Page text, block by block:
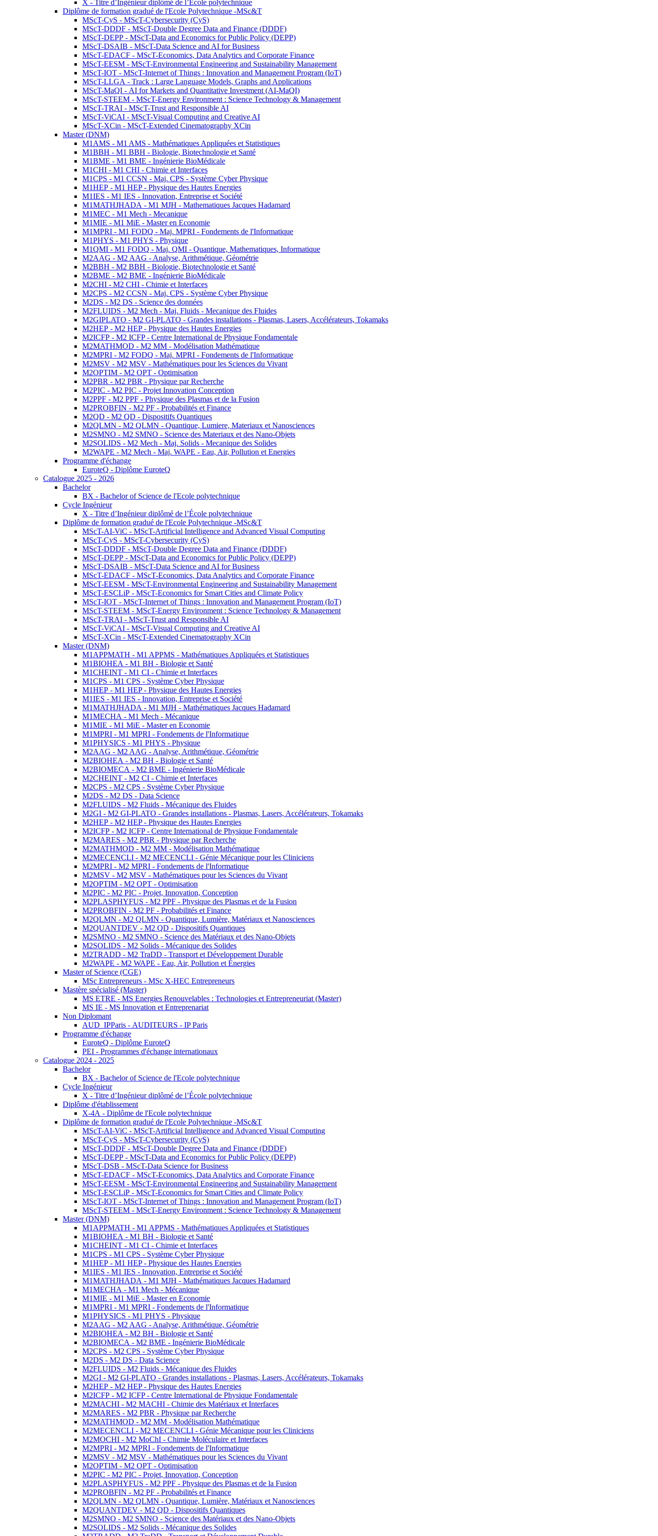
X - Titre d’Ingénieur diplômé de l’École polytechnique
Diplôme de formation gradué de l'Ecole Polytechnique -MSc&T
MScT-CyS - MScT-Cybersecurity (CyS)
MScT-DDDF - MScT-Double Degree Data and Finance (DDDF)
MScT-DEPP - MScT-Data and Economics for Public Policy (DEPP)
MScT-DSAIB - MScT-Data Science and AI for Business
MScT-EDACF - MScT-Economics, Data Analytics and Corporate Finance
MScT-EESM - MScT-Environmental Engineering and Sustainability Management
MScT-IOT - MScT-Internet of Things : Innovation and Management Program (IoT)
MScT-LLGA - Track : Large Language Models, Graphs and Applications
MScT-MaQI - AI for Markets and Quantitative Investment (AI-MaQI)
MScT-STEEM - MScT-Energy Environment : Science Technology & Management
MScT-TRAI - MScT-Trust and Responsible AI
MScT-ViCAI - MScT-Visual Computing and Creative AI
MScT-XCin - MScT-Extended Cinematography XCin
Master (DNM)
M1AMS - M1 AMS - Mathématiques Appliquées et Statistiques
M1BBH - M1 BBH - Biologie, Biotechnologie et Santé
M1BME - M1 BME - Ingénierie BioMédicale
M1CHI - M1 CHI - Chimie et Interfaces
M1CPS - M1 CCSN - Maj. CPS - Système Cyber Physique
M1HEP - M1 HEP - Physique des Hautes Energies
M1IES - M1 IES - Innovation, Entreprise et Société
M1MATHJHADA - M1 MJH - Mathematiques Jacques Hadamard
M1MEC - M1 Mech - Mecanique
M1MIE - M1 MiE - Master en Economie
M1MPRI - M1 FODQ - Maj. MPRI - Fondements de l'Informatique
M1PHYS - M1 PHYS - Physique
M1QMI - M1 FODQ - Maj. QMI - Quantique, Mathematiques, Informatique
M2AAG - M2 AAG - Analyse, Arithmétique, Géométrie
M2BBH - M2 BBH - Biologie, Biotechnologie et Santé
M2BME - M2 BME - Ingénierie BioMédicale
M2CHI - M2 CHI - Chimie et Interfaces
M2CPS - M2 CCSN - Maj. CPS - Système Cyber Physique
M2DS - M2 DS - Science des données
M2FLUIDS - M2 Mech - Maj. Fluids - Mecanique des Fluides
M2GIPLATO - M2 GI-PLATO - Grandes installations - Plasmas, Lasers, Accélérateurs, Tokamaks
M2HEP - M2 HEP - Physique des Hautes Energies
M2ICFP - M2 ICFP - Centre International de Physique Fondamentale
M2MATHMOD - M2 MM - Modélisation Mathématique
M2MPRI - M2 FODQ - Maj. MPRI - Fondements de l'Informatique
M2MSV - M2 MSV - Mathématiques pour les Sciences du Vivant
M2OPTIM - M2 OPT - Optimisation
M2PBR - M2 PBR - Physique par Recherche
M2PIC - M2 PIC - Projet Innovation Conception
M2PPF - M2 PPF - Physique des Plasmas et de la Fusion
M2PROBFIN - M2 PF - Probabilités et Finance
M2QD - M2 QD - Dispositifs Quantiques
M2QLMN - M2 QLMN - Quantique, Lumiere, Materiaux et Nanosciences
M2SMNO - M2 SMNO - Science des Materiaux et des Nano-Objets
M2SOLIDS - M2 Mech - Maj. Solids - Mecanique des Solides
M2WAPE - M2 Mech - Maj. WAPE - Eau, Air, Pollution et Energies
Programme d'échange
EuroteQ - Diplôme EuroteQ
Catalogue 2025 - 2026
Bachelor
BX - Bachelor of Science de l'Ecole polytechnique
Cycle Ingénieur
X - Titre d’Ingénieur diplômé de l’École polytechnique
Diplôme de formation gradué de l'Ecole Polytechnique -MSc&T
MScT-AI-ViC - MScT-Artificial Intelligence and Advanced Visual Computing
MScT-CyS - MScT-Cybersecurity (CyS)
MScT-DDDF - MScT-Double Degree Data and Finance (DDDF)
MScT-DEPP - MScT-Data and Economics for Public Policy (DEPP)
MScT-DSAIB - MScT-Data Science and AI for Business
MScT-EDACF - MScT-Economics, Data Analytics and Corporate Finance
MScT-EESM - MScT-Environmental Engineering and Sustainability Management
MScT-ESCLiP - MScT-Economics for Smart Cities and Climate Policy
MScT-IOT - MScT-Internet of Things : Innovation and Management Program (IoT)
MScT-STEEM - MScT-Energy Environment : Science Technology & Management
MScT-TRAI - MScT-Trust and Responsible AI
MScT-ViCAI - MScT-Visual Computing and Creative AI
MScT-XCin - MScT-Extended Cinematography XCin
Master (DNM)
M1APPMATH - M1 APPMS - Mathématiques Appliquées et Statistiques
M1BIOHEA - M1 BH - Biologie et Santé
M1CHEINT - M1 CI - Chimie et Interfaces
M1CPS - M1 CPS - Système Cyber Physique
M1HEP - M1 HEP - Physique des Hautes Energies
M1IES - M1 IES - Innovation, Entreprise et Société
M1MATHJHADA - M1 MJH - Mathématiques Jacques Hadamard
M1MECHA - M1 Mech - Mécanique
M1MIE - M1 MiE - Master en Economie
M1MPRI - M1 MPRI - Fondements de l'Informatique
M1PHYSICS - M1 PHYS - Physique
M2AAG - M2 AAG - Analyse, Arithmétique, Géométrie
M2BIOHEA - M2 BH - Biologie et Santé
M2BIOMECA - M2 BME - Ingénierie BioMédicale
M2CHEINT - M2 CI - Chimie et Interfaces
M2CPS - M2 CPS - Système Cyber Physique
M2DS - M2 DS - Data Science
M2FLUIDS - M2 Fluids - Mécanique des Fluides
M2GI - M2 GI-PLATO - Grandes installations - Plasmas, Lasers, Accélérateurs, Tokamaks
M2HEP - M2 HEP - Physique des Hautes Energies
M2ICFP - M2 ICFP - Centre International de Physique Fondamentale
M2MARES - M2 PBR - Physique par Recherche
M2MATHMOD - M2 MM - Modélisation Mathématique
M2MECENCLI - M2 MECENCLI - Génie Mécanique pour les Cliniciens
M2MPRI - M2 MPRI - Fondements de l'Informatique
M2MSV - M2 MSV - Mathématiques pour les Sciences du Vivant
M2OPTIM - M2 OPT - Optimisation
M2PIC - M2 PIC - Projet, Innovation, Conception
M2PLASPHYFUS - M2 PPF - Physique des Plasmas et de la Fusion
M2PROBFIN - M2 PF - Probabilités et Finance
M2QLMN - M2 QLMN - Quantique, Lumière, Matériaux et Nanosciences
M2QUANTDEV - M2 QD - Dispositifs Quantiques
M2SMNO - M2 SMNO - Science des Matériaux et des Nano-Objets
M2SOLIDS - M2 Solids - Mécanique des Solides
M2TRADD - M2 TraDD - Transport et Développement Durable
M2WAPE - M2 WAPE - Eau, Air, Pollution et Énergies
Master of Science (CGE)
MSc Entrepreneurs - MSc X-HEC Entrepreneurs
Mastère spécialisé (Master)
MS ETRE - MS Energies Renouvelables : Technologies et Entrepreneuriat (Master)
MS IE - MS Innovation et Entreprenariat
Non Diplomant
AUD_IPParis - AUDITEURS - IP Paris
Programme d'échange
EuroteQ - Diplôme EuroteQ
PEI - Programmes d'échange internationaux
Catalogue 2024 - 2025
Bachelor
BX - Bachelor of Science de l'Ecole polytechnique
Cycle Ingénieur
X - Titre d’Ingénieur diplômé de l’École polytechnique
Diplôme d'établissement
X-4A - Diplôme de l'Ecole polytechnique
Diplôme de formation gradué de l'Ecole Polytechnique -MSc&T
MScT-AI-ViC - MScT-Artificial Intelligence and Advanced Visual Computing
MScT-CyS - MScT-Cybersecurity (CyS)
MScT-DDDF - MScT-Double Degree Data and Finance (DDDF)
MScT-DEPP - MScT-Data and Economics for Public Policy (DEPP)
MScT-DSB - MScT-Data Science for Business
MScT-EDACF - MScT-Economics, Data Analytics and Corporate Finance
MScT-EESM - MScT-Environmental Engineering and Sustainability Management
MScT-ESCLiP - MScT-Economics for Smart Cities and Climate Policy
MScT-IOT - MScT-Internet of Things : Innovation and Management Program (IoT)
MScT-STEEM - MScT-Energy Environment : Science Technology & Management
Master (DNM)
M1APPMATH - M1 APPMS - Mathématiques Appliquées et Statistiques
M1BIOHEA - M1 BH - Biologie et Santé
M1CHEINT - M1 CI - Chimie et Interfaces
M1CPS - M1 CPS - Système Cyber Physique
M1HEP - M1 HEP - Physique des Hautes Energies
M1IES - M1 IES - Innovation, Entreprise et Société
M1MATHJHADA - M1 MJH - Mathématiques Jacques Hadamard
M1MECHA - M1 Mech - Mécanique
M1MIE - M1 MiE - Master en Economie
M1MPRI - M1 MPRI - Fondements de l'Informatique
M1PHYSICS - M1 PHYS - Physique
M2AAG - M2 AAG - Analyse, Arithmétique, Géométrie
M2BIOHEA - M2 BH - Biologie et Santé
M2BIOMECA - M2 BME - Ingénierie BioMédicale
M2CPS - M2 CPS - Système Cyber Physique
M2DS - M2 DS - Data Science
M2FLUIDS - M2 Fluids - Mécanique des Fluides
M2GI - M2 GI-PLATO - Grandes installations - Plasmas, Lasers, Accélérateurs, Tokamaks
M2HEP - M2 HEP - Physique des Hautes Energies
M2ICFP - M2 ICFP - Centre International de Physique Fondamentale
M2MACHI - M2 MACHI - Chimie des Matériaux et Interfaces
M2MARES - M2 PBR - Physique par Recherche
M2MATHMOD - M2 MM - Modélisation Mathématique
M2MECENCLI - M2 MECENCLI - Génie Mécanique pour les Cliniciens
M2MOCHI - M2 MoChI - Chimie Moléculaire et Interfaces
M2MPRI - M2 MPRI - Fondements de l'Informatique
M2MSV - M2 MSV - Mathématiques pour les Sciences du Vivant
M2OPTIM - M2 OPT - Optimisation
M2PIC - M2 PIC - Projet, Innovation, Conception
M2PLASPHYFUS - M2 PPF - Physique des Plasmas et de la Fusion
M2PROBFIN - M2 PF - Probabilités et Finance
M2QLMN - M2 QLMN - Quantique, Lumière, Matériaux et Nanosciences
M2QUANTDEV - M2 QD - Dispositifs Quantiques
M2SMNO - M2 SMNO - Science des Matériaux et des Nano-Objets
M2SOLIDS - M2 Solids - Mécanique des Solides